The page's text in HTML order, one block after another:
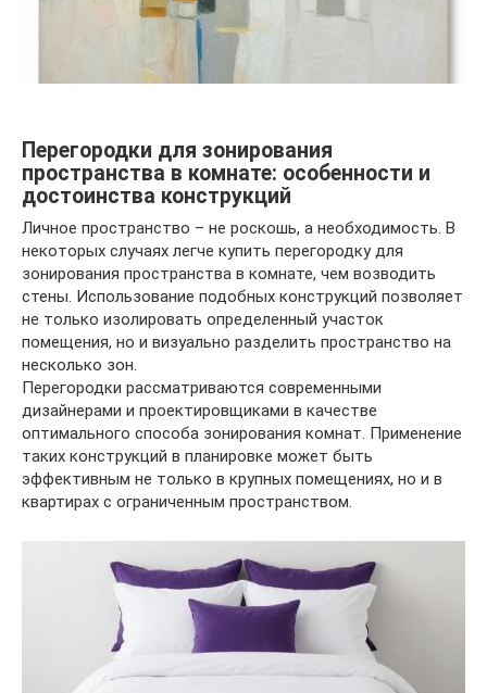
Перегородки для зонирования
пространства в комнате: особенности и
достоинства конструкций
Личное пространство – не роскошь, а необходимость. В
некоторых случаях легче купить перегородку для
зонирования пространства в комнате, чем возводить
стены. Использование подобных конструкций позволяет
не только изолировать определенный участок
помещения, но и визуально разделить пространство на
несколько зон.
Перегородки рассматриваются современными
дизайнерами и проектировщиками в качестве
оптимального способа зонирования комнат. Применение
таких конструкций в планировке может быть
эффективным не только в крупных помещениях, но и в
квартирах с ограниченным пространством.